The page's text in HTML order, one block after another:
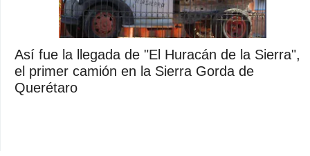
Así fue la llegada de "El Huracán de la Sierra",
el primer camión en la Sierra Gorda de
Querétaro